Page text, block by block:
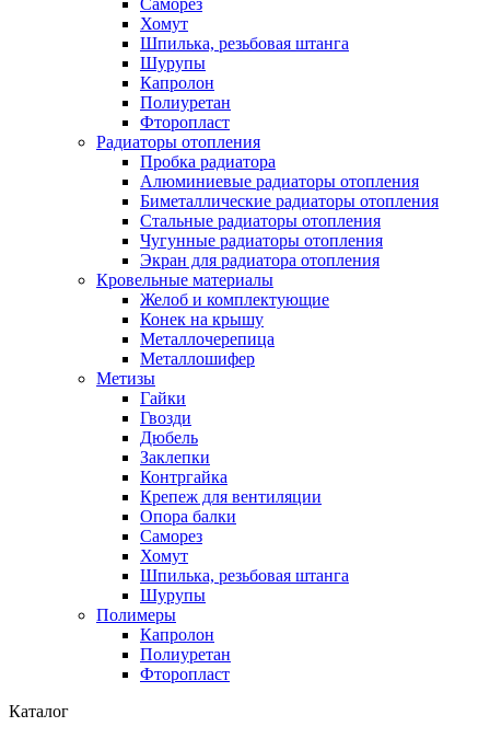
Саморез
Хомут
Шпилька, резьбовая штанга
Шурупы
Капролон
Полиуретан
Фторопласт
Радиаторы отопления
Пробка радиатора
Алюминиевые радиаторы отопления
Биметаллические радиаторы отопления
Стальные радиаторы отопления
Чугунные радиаторы отопления
Экран для радиатора отопления
Кровельные материалы
Желоб и комплектующие
Конек на крышу
Металлочерепица
Металлошифер
Метизы
Гайки
Гвозди
Дюбель
Заклепки
Контргайка
Крепеж для вентиляции
Опора балки
Саморез
Хомут
Шпилька, резьбовая штанга
Шурупы
Полимеры
Капролон
Полиуретан
Фторопласт
Каталог